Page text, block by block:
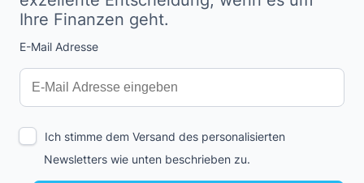
Ihre Finanzen geht.
E-Mail Adresse
Interests
Amount
Ich stimme dem Versand des personalisierten
Newsletters wie unten beschrieben zu.